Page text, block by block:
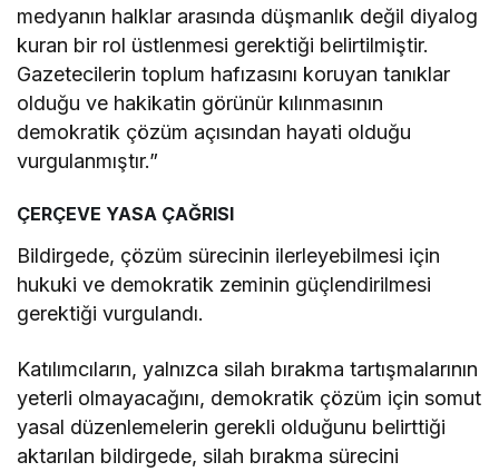
medyanın halklar arasında düşmanlık değil diyalog
kuran bir rol üstlenmesi gerektiği belirtilmiştir.
Gazetecilerin toplum hafızasını koruyan tanıklar
olduğu ve hakikatin görünür kılınmasının
demokratik çözüm açısından hayati olduğu
vurgulanmıştır.”
ÇERÇEVE YASA ÇAĞRISI
Bildirgede, çözüm sürecinin ilerleyebilmesi için
hukuki ve demokratik zeminin güçlendirilmesi
gerektiği vurgulandı.
Katılımcıların, yalnızca silah bırakma tartışmalarının
yeterli olmayacağını, demokratik çözüm için somut
yasal düzenlemelerin gerekli olduğunu belirttiği
aktarılan bildirgede, silah bırakma sürecini